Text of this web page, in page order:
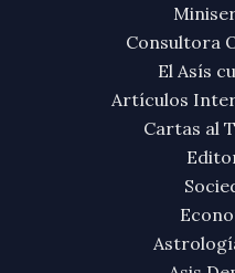
Consultora
El Asís
Artículos
Cartas al